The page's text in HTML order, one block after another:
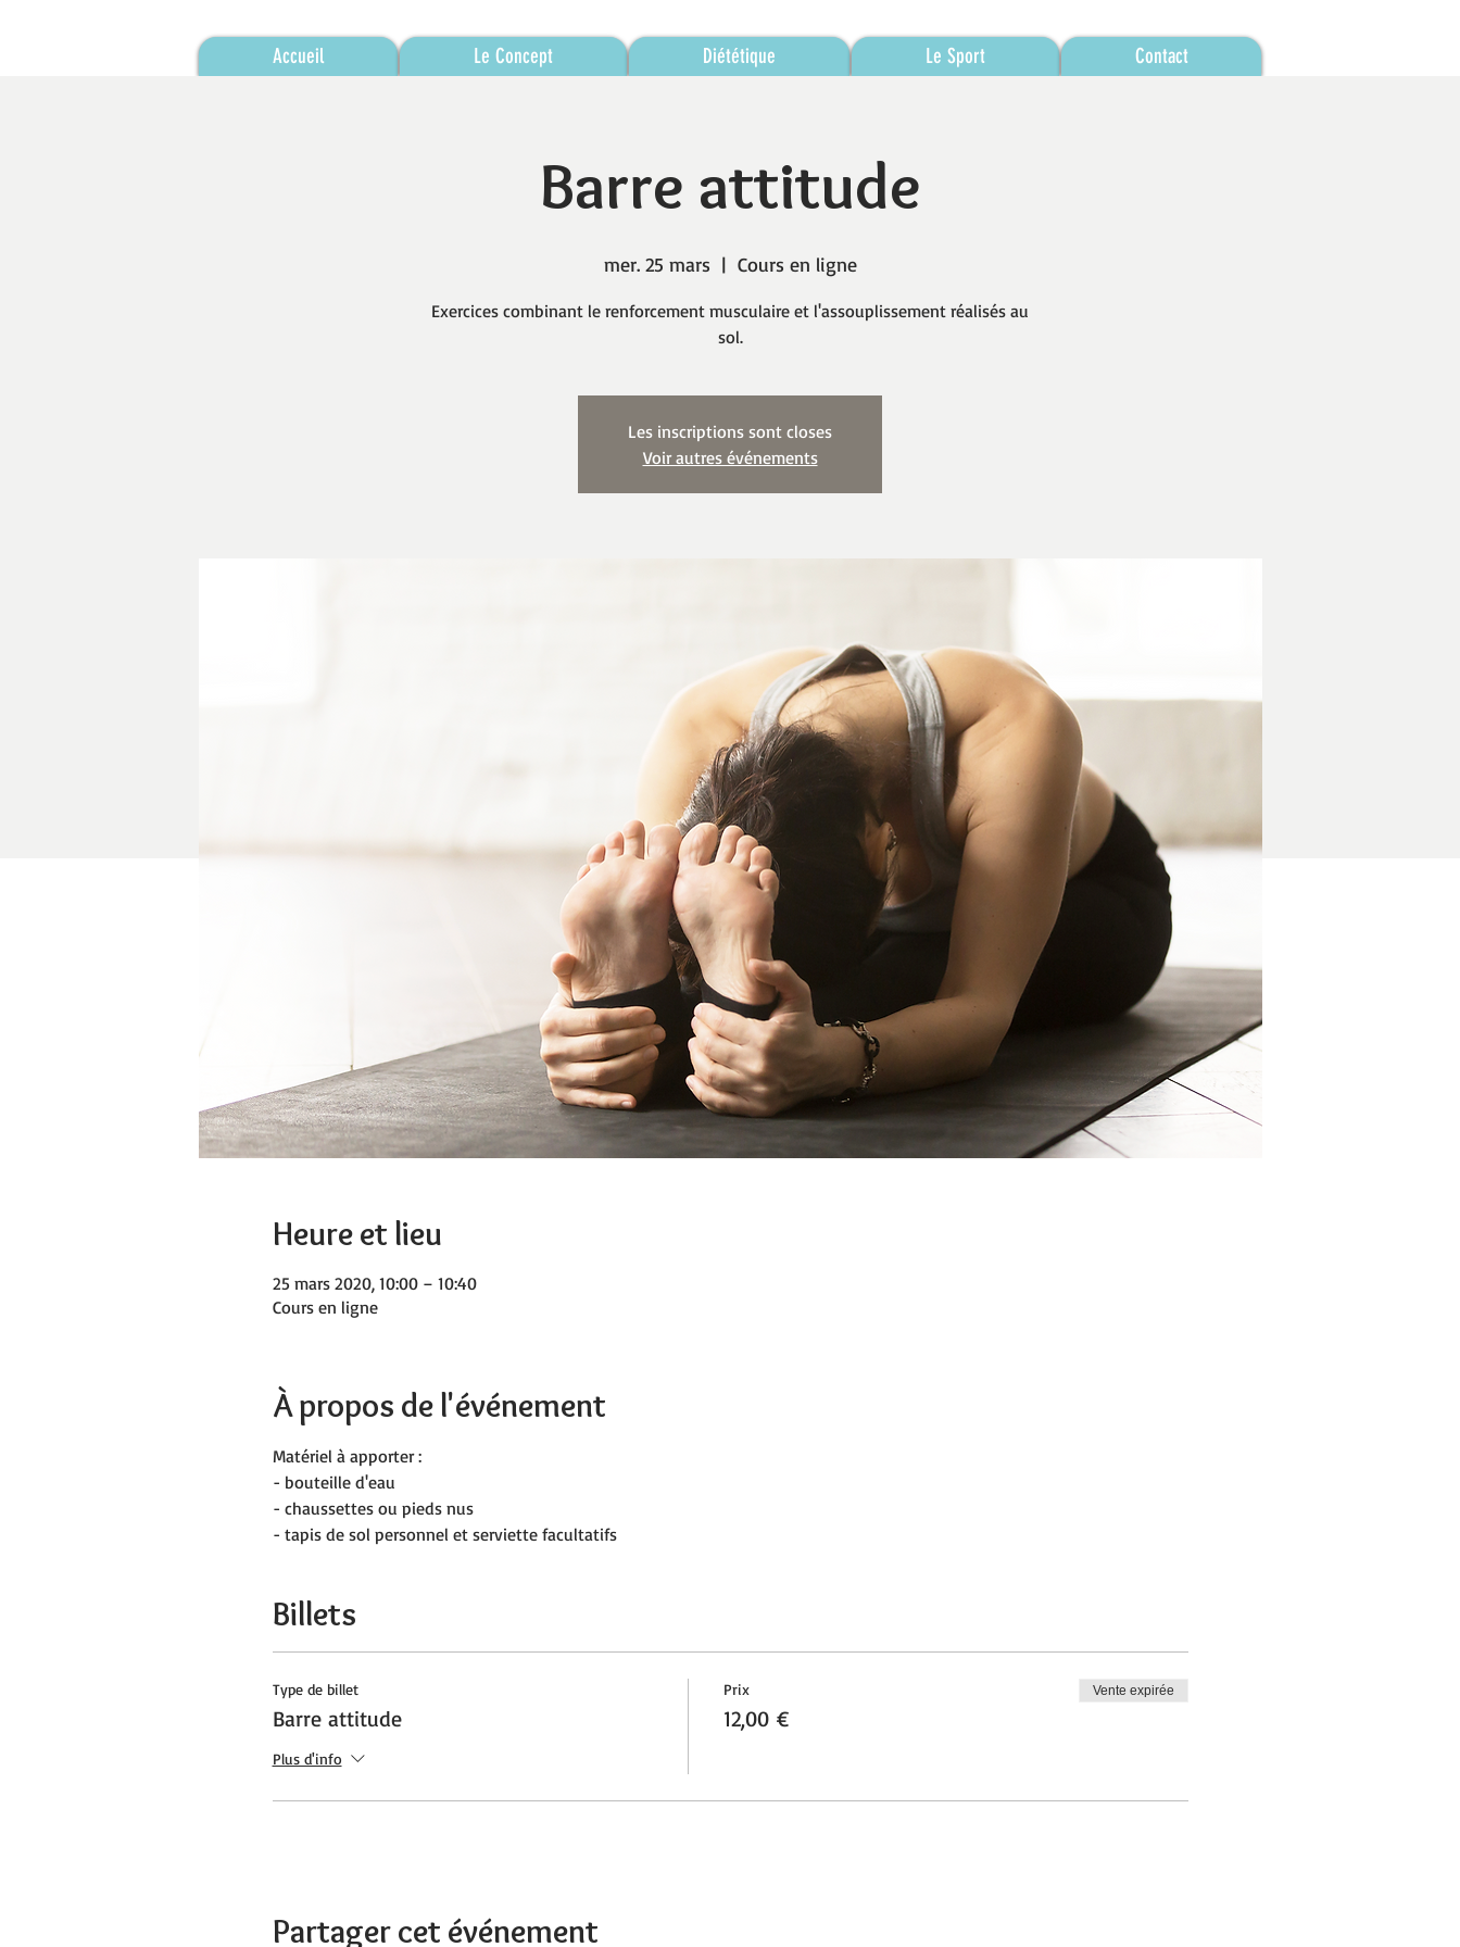
Accueil Le Concept Diététique Le Sport Contact
Barre attitude
mer. 25 mars
  |
Cours en ligne
Exercices combinant le renforcement musculaire et l'assouplissement réalisés au
sol.
Les inscriptions sont closes
Voir autres événements
Heure et lieu
25 mars 2020, 10:00 – 10:40
Cours en ligne
À propos de l'événement
Matériel à apporter :
- bouteille d'eau
- chaussettes ou pieds nus
- tapis de sol personnel et serviette facultatifs
Billets
Type de billet
Barre attitude
Plus d'info
Prix
12,00 €
Vente expirée
Partager cet événement